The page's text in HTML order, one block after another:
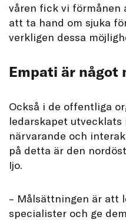
våren fick vi
att ta hand om sjuka
verkligen dessa
Empati är något
Också i de offentliga
ledarskapet utvecklats
närvarande och
på detta är den
Ijo.
– Målsättningen är att
specialister och ge